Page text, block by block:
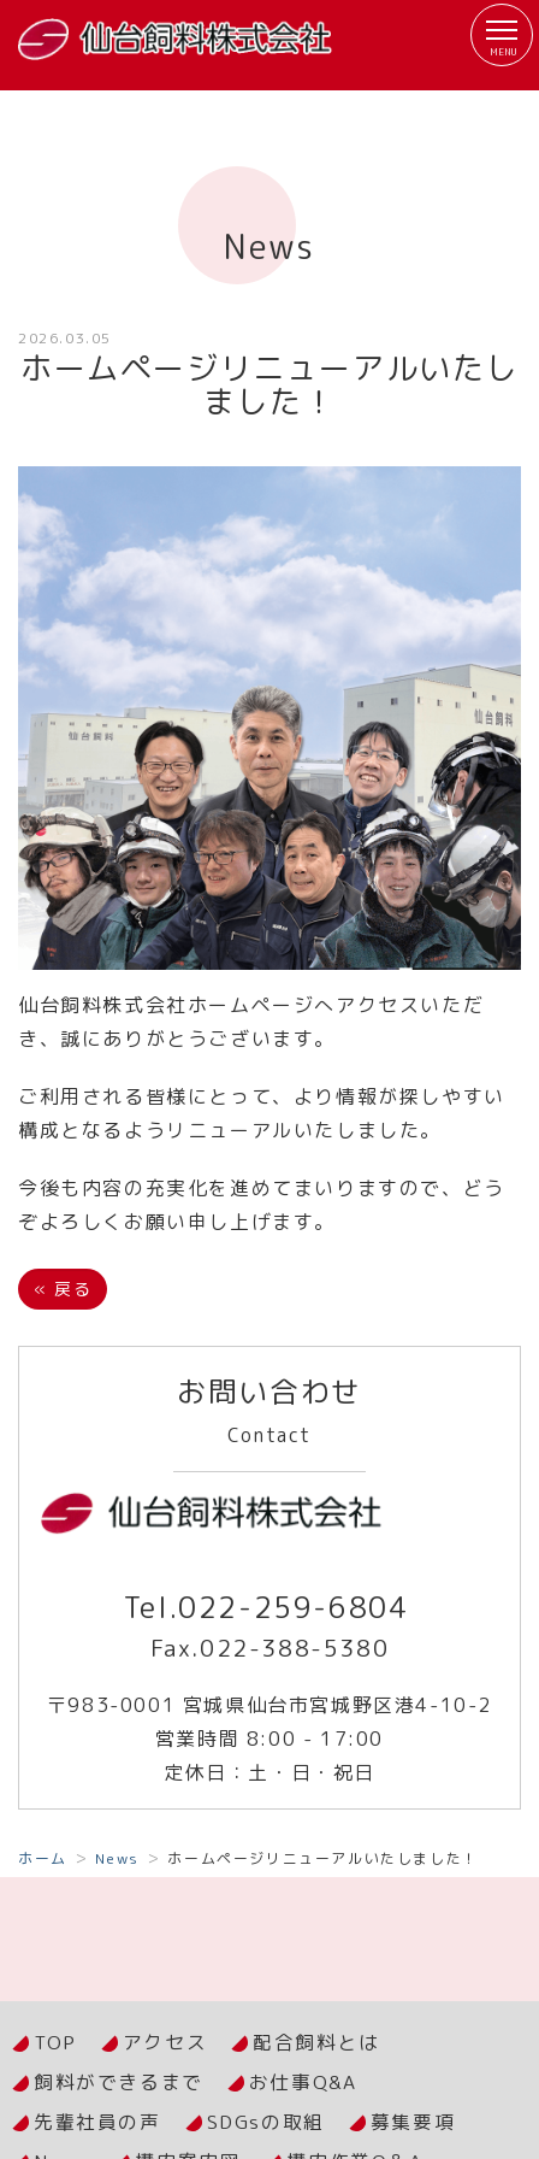
MENU
News
2026.03.05
ホームページリニューアルいたし
ました！
仙台飼料株式会社ホームページへアクセスいただ
き、誠にありがとうございます。
ご利用される皆様にとって、より情報が探しやすい
構成となるようリニューアルいたしました。
今後も内容の充実化を進めてまいりますので、どう
ぞよろしくお願い申し上げます。
« 戻る
お問い合わせ
Contact
Tel.022-259-6804
Fax.022-388-5380
〒983-0001 宮城県仙台市宮城野区港4-10-2
営業時間 8:00 - 17:00
定休日：土・日・祝日
ホーム News ホームページリニューアルいたしました！
TOP アクセス
配合飼料とは
飼料ができるまで
お仕事Q&A
先輩社員の声
SDGsの取組
募集要項